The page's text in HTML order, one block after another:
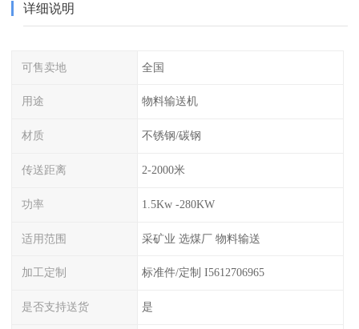
详细说明
可售卖地 全国
用途 物料输送机
材质 不锈钢/碳钢
传送距离 2-2000米
功率 1.5Kw -280KW
适用范围 采矿业 选煤厂 物料输送
加工定制 标准件/定制 I5612706965
是否支持送货 是